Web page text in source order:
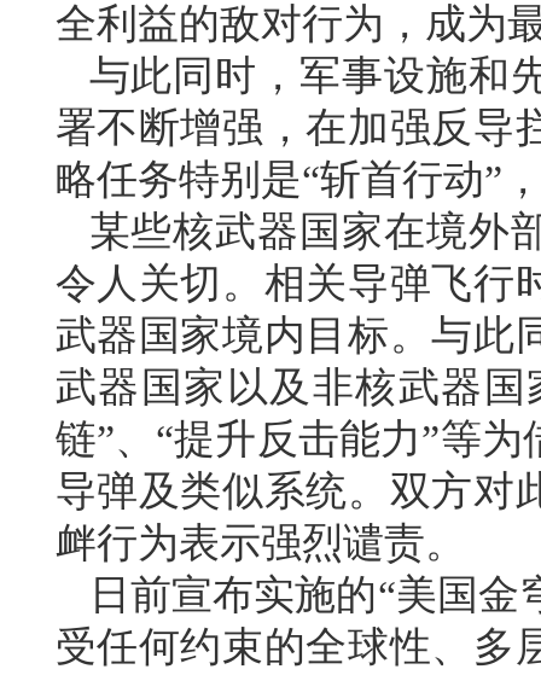
全利益的敌对行为，成为
与此同时，军事设施和
署不断增强，在加强反导
略任务特别是“斩首行动”
某些核武器国家在境外
令人关切。相关导弹飞行
武器国家境内目标。与此
武器国家以及非核武器
链”、“提升反击能力”等
导弹及类似系统。双方对
衅行为表示强烈谴责。
日前宣布实施的“美国金
受任何约束的全球性、多